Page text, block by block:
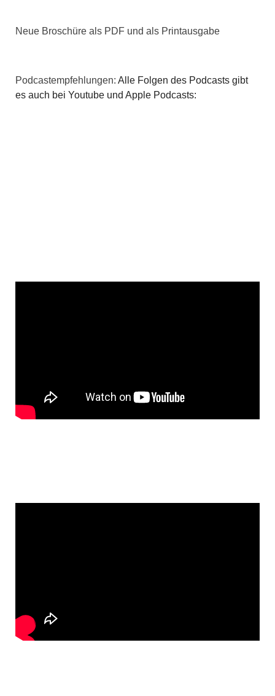
i
a
Neue Broschüre als PDF und als Printausgabe
Podcastempfehlungen: Alle Folgen des Podcasts gibt
es auch bei Youtube und Apple Podcasts: